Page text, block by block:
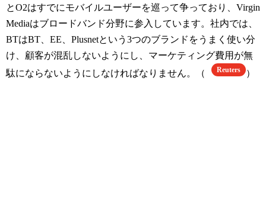
とO2はすでにモバイルユーザーを巡って争っており、Virgin
Mediaはブロードバンド分野に参入しています。社内では、
BTはBT、EE、Plusnetという3つのブランドをうまく使い分
け、顧客が混乱しないようにし、マーケティング費用が無
駄にならないようにしなければなりません。（
Reuters ）